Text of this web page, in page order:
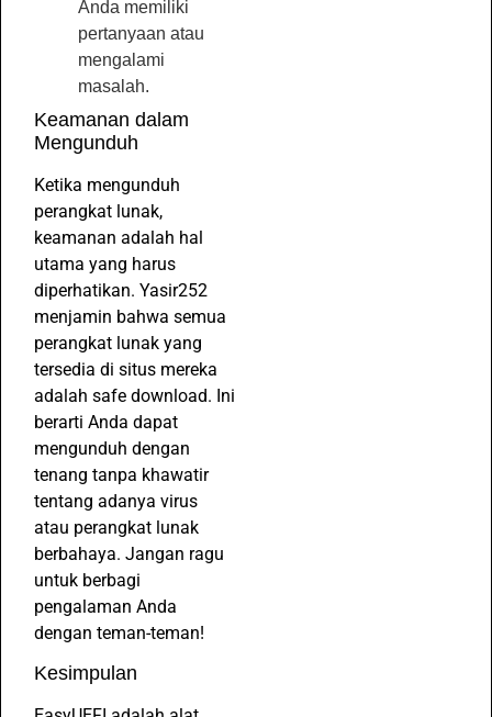
Anda memiliki
pertanyaan atau
mengalami
masalah.
Keamanan dalam
Mengunduh
Ketika mengunduh
perangkat lunak,
keamanan adalah hal
utama yang harus
diperhatikan. Yasir252
menjamin bahwa semua
perangkat lunak yang
tersedia di situs mereka
adalah safe download. Ini
berarti Anda dapat
mengunduh dengan
tenang tanpa khawatir
tentang adanya virus
atau perangkat lunak
berbahaya. Jangan ragu
untuk berbagi
pengalaman Anda
dengan teman-teman!
Kesimpulan